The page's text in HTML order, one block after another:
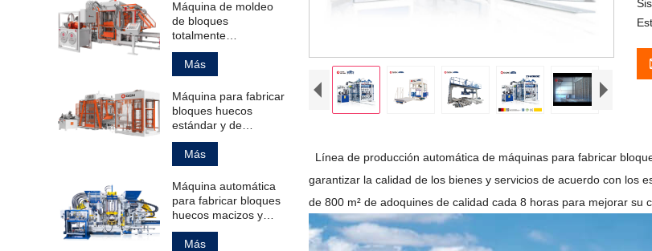
Línea de producción automática de máquinas para fabricar
garantizar la calidad de los bienes y servicios de acuerdo con los
de 800 m² de adoquines de calidad cada 8 horas para mejorar su
Máquina de moldeo
de bloques
totalmente
automática para
bloques de
pavimentación
huecos estándar.
Más
Máquina para fabricar
bloques huecos
estándar y de
pavimentación.
Más
Máquina automática
para fabricar bloques
huecos macizos y
bordillos.
Más